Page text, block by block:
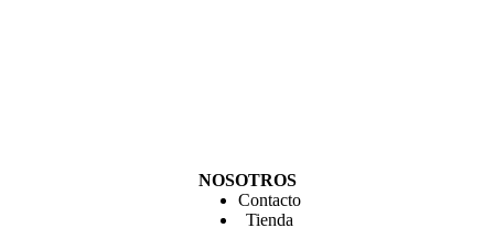
NOSOTROS
Contacto
Tienda